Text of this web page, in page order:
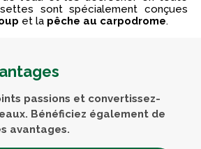
sont spécialement conçues
et la pêche au carpodrome.
passions et convertissez-
Bénéficiez également de
avantages.